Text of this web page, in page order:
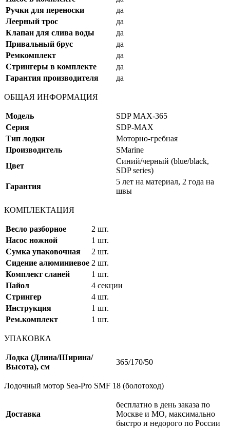
Ручки для переноски
да
Леерный трос
да
Клапан для слива воды
да
Привальный брус
да
Ремкомплект
да
Стрингеры в комплекте
да
Гарантия производителя
да
ОБЩАЯ ИНФОРМАЦИЯ
Модель
SDP MAX-365
Серия
SDP-MAX
Тип лодки
Моторно-гребная
Производитель
SMarine
Цвет
Синий/черный (blue/black,
SDP series)
Гарантия
5 лет на материал, 2 года на
швы
КОМПЛЕКТАЦИЯ
Весло разборное
2 шт.
Насос ножной
1 шт.
Сумка упаковочная
2 шт.
Сидение алюминиевое 2 шт.
Комплект сланей
1 шт.
Пайол
4 секции
Стрингер
4 шт.
Инструкция
1 шт.
Рем.комплект
1 шт.
УПАКОВКА
Лодка (Длина/Ширина/
Высота), см
365/170/50
Лодочный мотор Sea-Pro SMF 18 (болотоход)
Доставка
бесплатно в день заказа по
Москве и МО, максимально
быстро и недорого по России